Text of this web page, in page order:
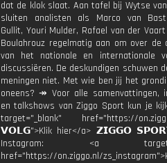
dat de klok slaat. Aan tafel bij Wytse
sluiten analisten als Marco van
Gullit, Youri Mulder, Rafael van der
Boulahrouz regelmatig aan om over de
van het nationale en internationale
discussiëren. De deskundigen schuwen
meningen niet. Met wie ben jij het
oneens? ↠ Voor alle samenvattingen,
en talkshows van Ziggo Sport kun je
target="_blank" href="https://
𝗩𝗢𝗟𝗚">Klik hier</a> 𝗭𝗜𝗚𝗚𝗢
Instagram: <a
href="https://on.ziggo.nl/